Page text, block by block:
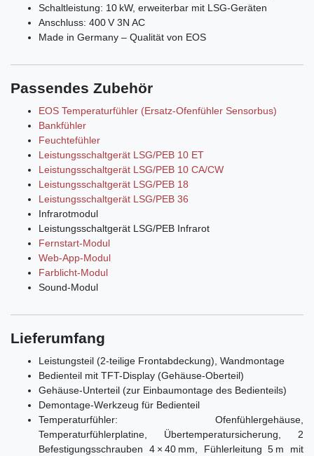
Schaltleistung: 10 kW, erweiterbar mit LSG-Geräten
Anschluss: 400 V 3N AC
Made in Germany – Qualität von EOS
Passendes Zubehör
EOS Temperaturfühler (Ersatz-Ofenfühler Sensorbus)
Bankfühler
Feuchtefühler
Leistungsschaltgerät LSG/PEB 10 ET
Leistungsschaltgerät LSG/PEB 10 CA/CW
Leistungsschaltgerät LSG/PEB 18
Leistungsschaltgerät LSG/PEB 36
Infrarotmodul
Leistungsschaltgerät LSG/PEB Infrarot
Fernstart-Modul
Web-App-Modul
Farblicht-Modul
Sound-Modul
Lieferumfang
Leistungsteil (2-teilige Frontabdeckung), Wandmontage
Bedienteil mit TFT-Display (Gehäuse-Oberteil)
Gehäuse-Unterteil (zur Einbaumontage des Bedienteils)
Demontage-Werkzeug für Bedienteil
Temperaturfühler: Ofenfühlergehäuse,
Temperaturfühlerplatine, Übertemperatursicherung, 2
Befestigungsschrauben 4 × 40 mm, Fühlerleitung 5 m mit